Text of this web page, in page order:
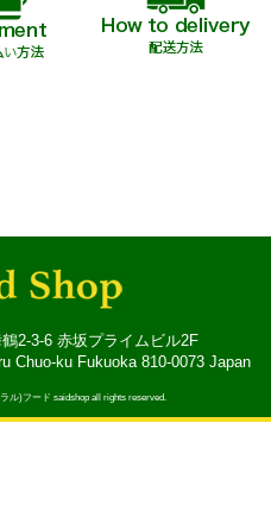
2-3-6 赤坂プライムビル2F
Chuo-ku Fukuoka 810-0073 Japan
ル)フード saidshop all rights reserved.